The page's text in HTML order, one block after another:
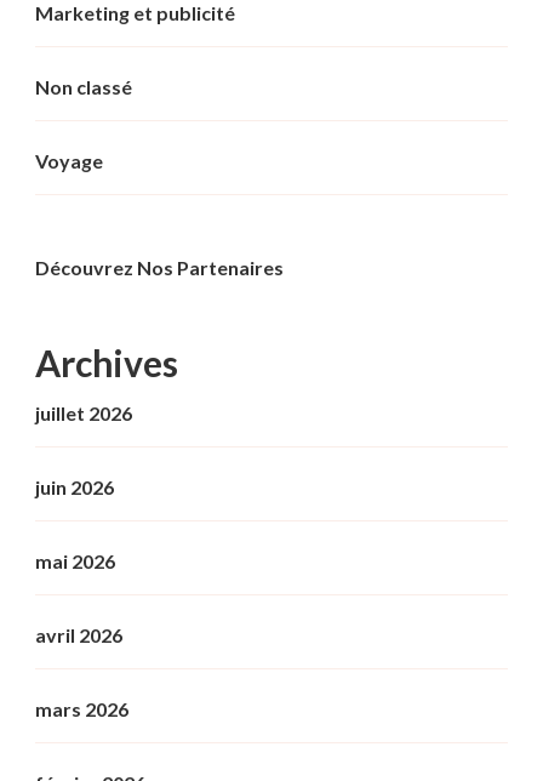
Marketing et publicité
Non classé
Voyage
Découvrez Nos Partenaires
Archives
juillet 2026
juin 2026
mai 2026
avril 2026
mars 2026